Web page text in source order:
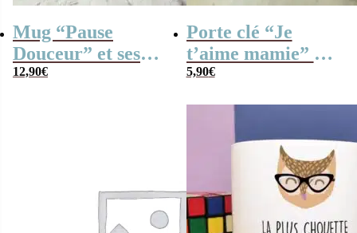
Mug “Pause
Douceur” et ses
caramels (x30)
12,90€
Porte clé “Je
t’aime mamie” –
Cadeau Mamie
5,90€